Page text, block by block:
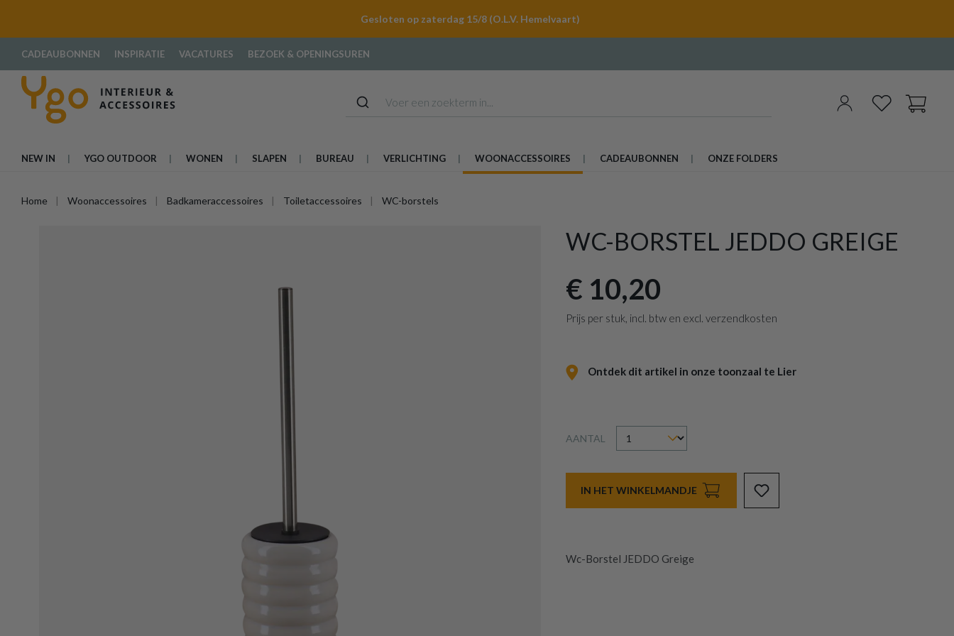
Gesloten op zaterdag 15/8 (O.L.V. Hemelvaart)
CADEAUBONNEN INSPIRATIE VACATURES BEZOEK & OPENINGSUREN
NEW IN YGO OUTDOOR WONEN SLAPEN BUREAU VERLICHTING WOONACCESSOIRES CADEAUBONNEN ONZE FOLDERS
Home Woonaccessoires Badkameraccessoires Toiletaccessoires WC-borstels
WC-BORSTEL JEDDO GREIGE
€ 10,20
Prijs per stuk, incl. btw en excl. verzendkosten
Ontdek dit artikel in onze toonzaal te Lier
AANTAL
IN HET WINKELMANDJE
Wc-Borstel JEDDO Greige